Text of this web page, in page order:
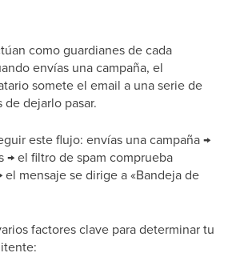
como guardianes de cada
envías una campaña, el
somete el email a una serie de
dejarlo pasar.
este flujo: envías una campaña →
→ el filtro de spam comprueba
mensaje se dirige a «Bandeja de
factores clave para determinar tu